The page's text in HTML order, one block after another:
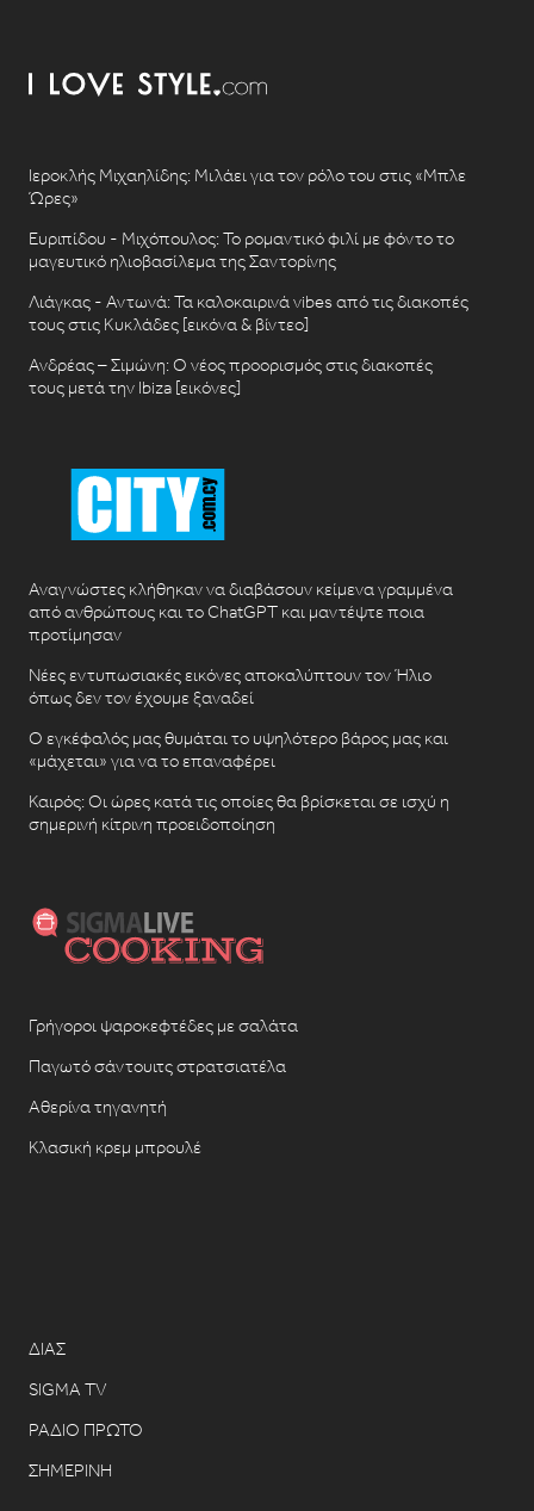
Ιεροκλής Μιχαηλίδης: Μιλάει για τον ρόλο του στις «Μπλε
Ώρες»
Ευριπίδου - Μιχόπουλος: Το ρομαντικό φιλί με φόντο το
μαγευτικό ηλιοβασίλεμα της Σαντορίνης
Λιάγκας - Αντωνά: Τα καλοκαιρινά vibes από τις διακοπές
τους στις Κυκλάδες [εικόνα & βίντεο]
Ανδρέας – Σιμώνη: Ο νέος προορισμός στις διακοπές
τους μετά την Ibiza [εικόνες]
Αναγνώστες κλήθηκαν να διαβάσουν κείμενα γραμμένα
από ανθρώπους και το ChatGPT και μαντέψτε ποια
προτίμησαν
Νέες εντυπωσιακές εικόνες αποκαλύπτουν τον Ήλιο
όπως δεν τον έχουμε ξαναδεί
Ο εγκέφαλός μας θυμάται το υψηλότερο βάρος μας και
«μάχεται» για να το επαναφέρει
Καιρός: Οι ώρες κατά τις οποίες θα βρίσκεται σε ισχύ η
σημερινή κίτρινη προειδοποίηση
Γρήγοροι ψαροκεφτέδες με σαλάτα
Παγωτό σάντουιτς στρατσιατέλα
Αθερίνα τηγανητή
Κλασική κρεμ μπρουλέ
ΔΙΑΣ
SIGMA TV
ΡΑΔΙΟ ΠΡΩΤΟ
ΣΗΜΕΡΙΝΗ